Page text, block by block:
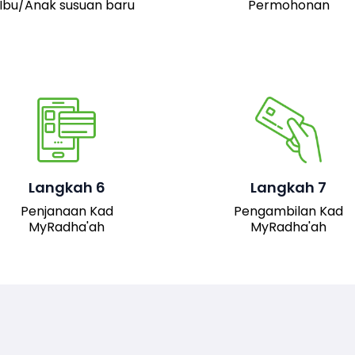
Ibu/Anak susuan baru
Permohonan
Langkah 6
Penjanaan Kad
MyRadha'ah
Setelah permohonan
akan dijana.
Langkah 7
Pengambilan Kad
MyRadha'ah
Pemohon boleh hadir ke
pejabat JAIS untuk
mengambil kad fizikal
MyRadha’ah. Selain itu,
pemohon juga boleh
turun versi digital kad
sistem untuk
kemudahan akses.